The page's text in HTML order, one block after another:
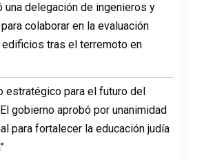
una delegación de ingenieros y
colaborar en la evaluación
tras el terremoto en
estratégico para el futuro del
gobierno aprobó por unanimidad
para fortalecer la educación judía